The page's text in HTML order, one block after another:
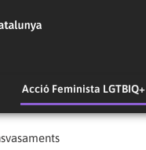
Acció Feminista LGTBIQ+